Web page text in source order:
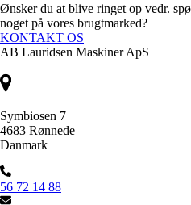
Ønsker du at blive ringet op vedr.
noget på vores brugtmarked?
KONTAKT OS
AB Lauridsen Maskiner ApS
Symbiosen 7
4683 Rønnede
Danmark
56 72 14 88